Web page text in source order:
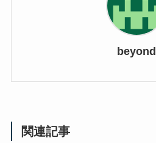
beyond
関連記事